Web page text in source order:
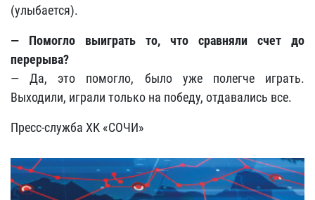
(улыбается).
— Помогло выиграть то, что сравняли счет до
перерыва?
— Да, это помогло, было уже полегче играть.
Выходили, играли только на победу, отдавались все.
Пресс-служба ХК «СОЧИ»